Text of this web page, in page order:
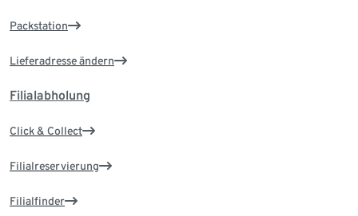
Packstation
Lieferadresse ändern
Filialabholung
Click & Collect
Filialreservierung
Filialfinder